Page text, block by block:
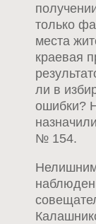
только
места
краевая
ли в
ошибки?
№ 154.
Нелишним